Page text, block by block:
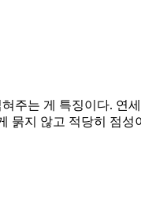
주는 게 특징이다. 연
묽지 않고 적당히 점성